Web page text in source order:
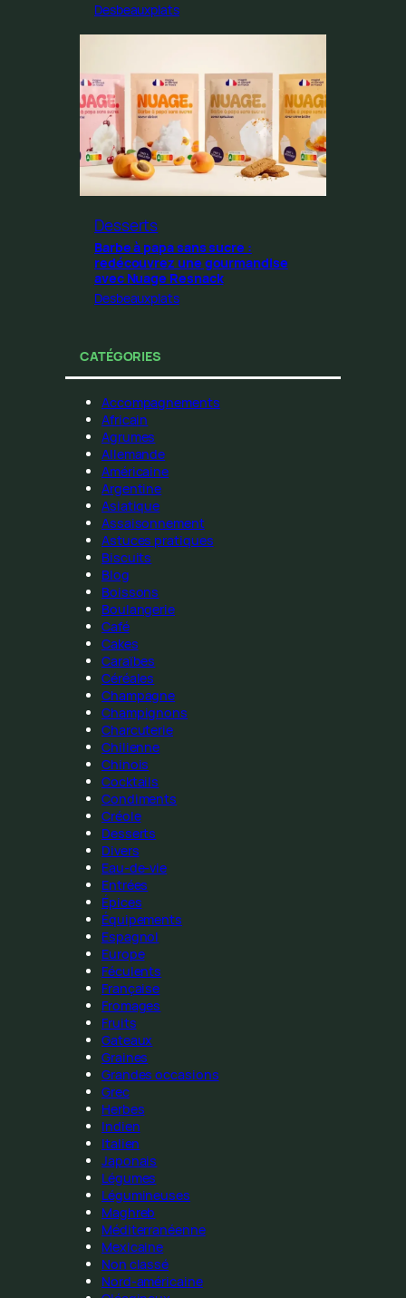
Desbeauxplats
Desserts
Barbe à papa sans sucre :
redécouvrez une gourmandise
avec Nuage Resnack
Desbeauxplats
CATÉGORIES
Accompagnements
Africain
Agrumes
Allemande
Américaine
Argentine
Asiatique
Assaisonnement
Astuces pratiques
Biscuits
Blog
Boissons
Boulangerie
Café
Cakes
Caraïbes
Céréales
Champagne
Champignons
Charcuterie
Chilienne
Chinois
Cocktails
Condiments
Créole
Desserts
Divers
Eau-de-vie
Entrées
Épices
Équipements
Espagnol
Europe
Féculents
Française
Fromages
Fruits
Gateaux
Graines
Grandes occasions
Grec
Herbes
Indien
Italien
Japonais
Légumes
Légumineuses
Maghreb
Méditerranéenne
Mexicaine
Non classé
Nord-américaine